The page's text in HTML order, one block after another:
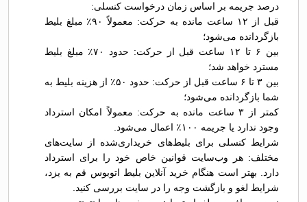
درصد جریمه بر اساس زمان درخواست کنسلی:
قبل از ۱۲ ساعت مانده به حرکت: معمولاً ۹۰٪ مبلغ بلیط
بازگردانده می‌شود؛
بین ۶ تا ۱۲ ساعت قبل از حرکت: حدود ۷۰٪ مبلغ بلیط
مسترد خواهد شد؛
بین ۳ تا ۶ ساعت قبل از حرکت: حدود ۵۰٪ از هزینه بلیط به
شما بازگردانده می‌شود؛
کمتر از ۳ ساعت مانده به حرکت: معمولاً امکان استرداد
وجود ندارد یا جریمه ۱۰۰٪ اعمال می‌شود.
شرایط کنسلی برای بلیط‌های خریداری‌شده از سایت‌های
مختلف: هر وب‌سایت قوانین خاص خود را برای استرداد
دارد. بهتر است هنگام خرید آنلاین بلیط اتوبوس قم به يزد،
شرایط لغو و بازگشت وجه را در سایت بررسی کنید.